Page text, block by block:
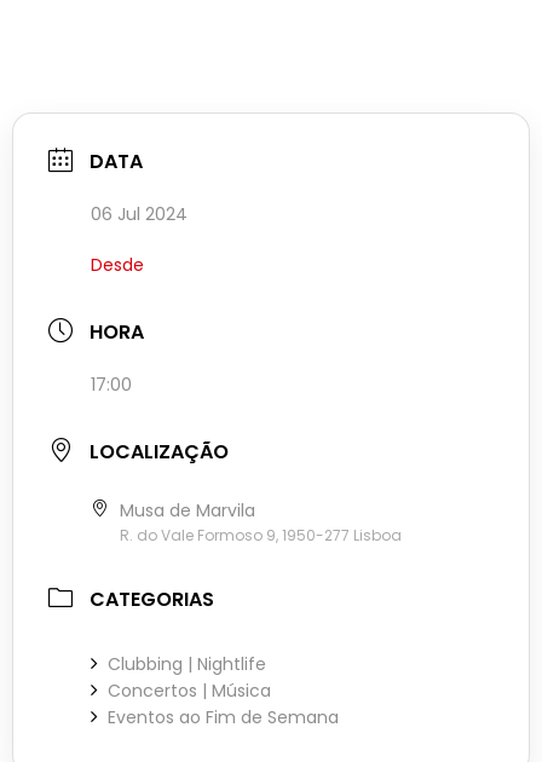
DATA
06 Jul 2024
Desde
HORA
17:00
LOCALIZAÇÃO
Musa de Marvila
R. do Vale Formoso 9, 1950-277 Lisboa
CATEGORIAS
Clubbing | Nightlife
Concertos | Música
Eventos ao Fim de Semana